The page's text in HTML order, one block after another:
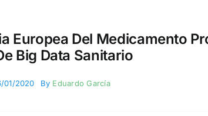
Europea Del Medicamento
Big Data Sanitario
01/2020 By Eduardo García